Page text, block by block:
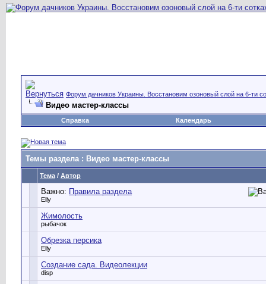
Форум дачников Украины. Восстановим озоновый слой на 6-ти
Видео мастер-классы
Справка Календарь
Темы раздела: Видео мастер-классы
Тема / Автор
Важно: Правила раздела
Elly
Жимолость
рыбачок
Обрезка персика
Elly
Создание сада. Видеолекции
disp